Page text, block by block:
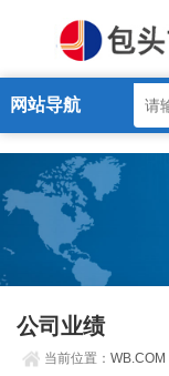
WB.COM
网站导航
公司业绩
当前位置：WB.COM